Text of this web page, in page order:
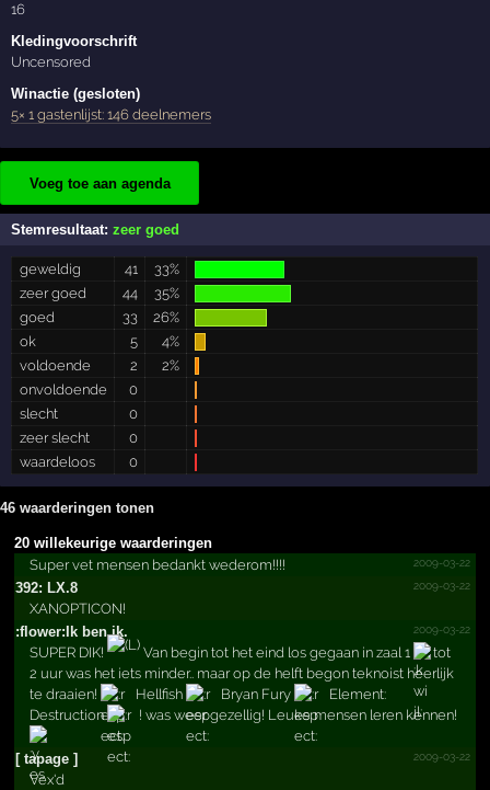
16
Kledingvoorschrift
Uncensored
Winactie (gesloten)
5× 1 gastenlijst: 146 deelnemers
Voeg toe aan agenda
Stemresultaat:zeer goed
geweldig 41
33%
zeer goed
44
35%
goed
33
26%
ok
5
4%
voldoende
2
2%
onvoldoende
0
slecht
0
zeer slecht
0
waardeloos
0
46 waarderingen tonen
20 willekeurige waarderingen
2009-03-22
Super vet mensen bedankt wederom!!!!
392: LX.8
2009-03-22
XANOPTICON!
:flower:Ik ben ik.­
2009-03-22
SUPER DIK! Van begin tot het eind los gegaan in zaal 1
tot
2 uur was het iets minder.. maar op de helft begon teknoist heerlijk
te draaien!
Hellfish Bryan Fury
Element:
Destruction
! was weer gezellig! Leuke mensen leren kennen!
[ tapage ] 2009-03-22
Vex'd